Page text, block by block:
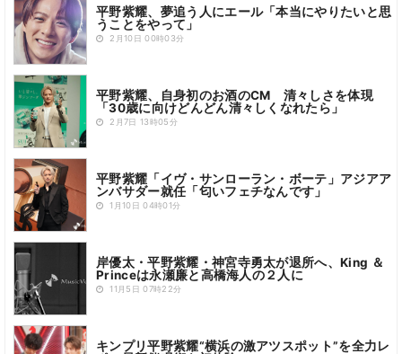
平野紫耀、夢追う人にエール「本当にやりたいと思
うことをやって」
2月10日 00時03分
平野紫耀、自身初のお酒のCM 清々しさを体現
「30歳に向けどんどん清々しくなれたら」
2月7日 13時05分
平野紫耀「イヴ・サンローラン・ボーテ」アジアア
ンバサダー就任「匂いフェチなんです」
1月10日 04時01分
岸優太・平野紫耀・神宮寺勇太が退所へ、King ＆
Princeは永瀬廉と高橋海人の２人に
11月5日 07時22分
キンプリ平野紫耀“横浜の激アツスポット”を全力レ